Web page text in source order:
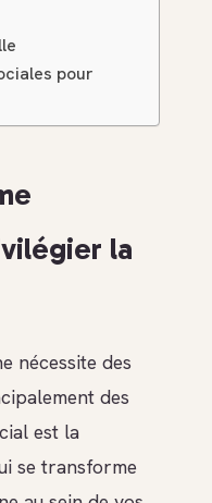
pour
la
nécessite des
des
est la
se transforme